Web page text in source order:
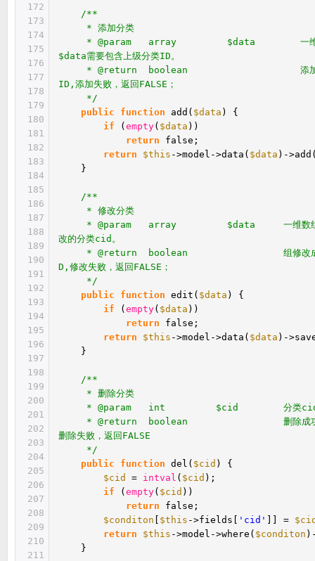
172
173
174
175
176
177
178
179
180
181
182
183
184
185
186
187
188
189
190
191
192
193
194
195
196
197
198
199
200
201
202
203
204
205
206
207
208
209
210
211
/**
* 添加分类
* @param array $data 一维数组，
$data需要包含上级分类ID。
* @return boolean 添加成功，
ID,添加失败，返回FALSE；
*/
public
function add( $data ) {
if
(empty( $data ))
return
false;
return
$this ->model->data( $data )-
}
/**
* 修改分类
* @param array $data 一维数组，
改的分类cid。
* @return boolean 组修改成功，
D,修改失败，返回FALSE；
*/
public
function edit( $data ) {
if
(empty( $data ))
return
false;
return
$this ->model->data( $data )-
}
/**
* 删除分类
* @param int $cid 分类
* @return boolean 删除成功，返
删除失败，返回FALSE
*/
public
function del( $cid ) {
$cid
= intval ( $cid );
if
(empty( $cid ))
return
false;
$conditon [ $this ->fields[ 'cid' ]] =
return
$this ->model->where( $conditon
}